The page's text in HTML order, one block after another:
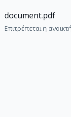
document.pdf
Επιτρέπεται η